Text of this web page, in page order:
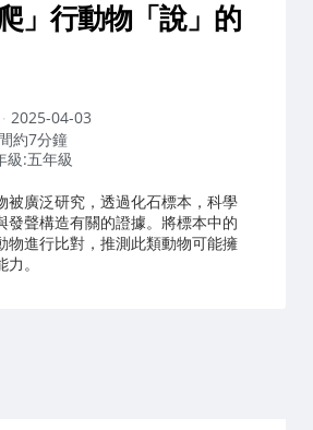
」行動物「說」的
2025-04-03
約7分鐘
級:五年級
被廣泛研究，透過化石標本，科學
發聲構造有關的證據。將標本中的
物進行比對，推測此類動物可能擁
。